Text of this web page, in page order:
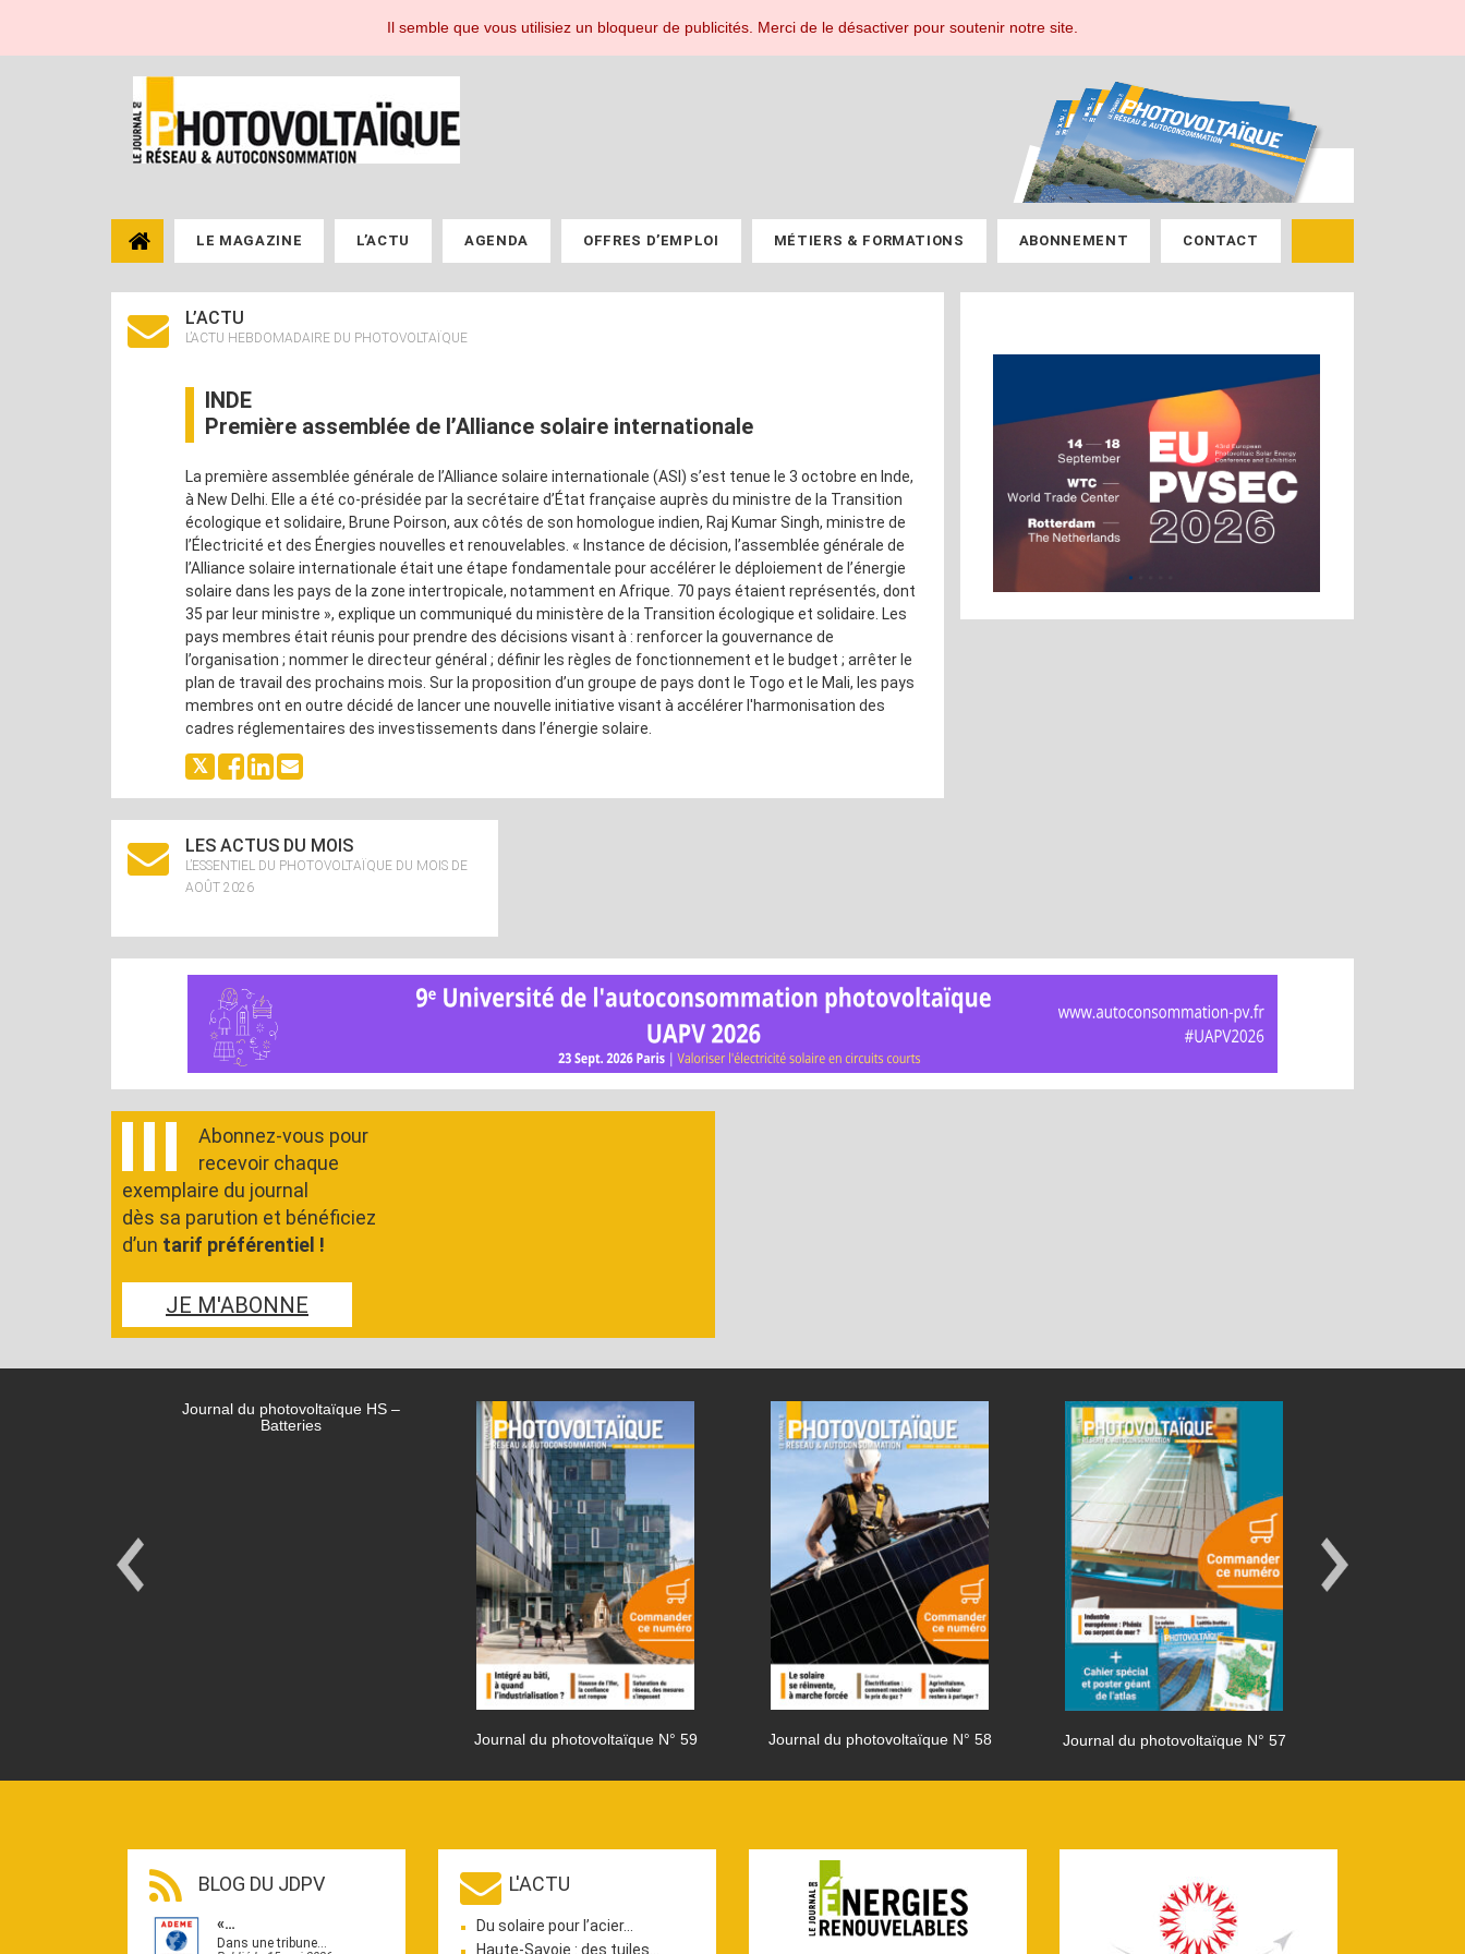
ESPACE ABONNÉ
LE MAGAZINE L’ACTU AGENDA OFFRES D’EMPLOI MÉTIERS & FORMATIONS ABONNEMENT CONTACT
L’ACTU
L’ACTU HEBDOMADAIRE DU PHOTOVOLTAÏQUE
INDE
Première assemblée de l’Alliance solaire internationale
La première assemblée générale de l’Alliance solaire internationale (ASI) s’est tenue le 3 octobre en Inde,
à New Delhi. Elle a été co-présidée par la secrétaire d’État française auprès du ministre de la Transition
écologique et solidaire, Brune Poirson, aux côtés de son homologue indien, Raj Kumar Singh, ministre de
l’Électricité et des Énergies nouvelles et renouvelables. « Instance de décision, l’assemblée générale de
l’Alliance solaire internationale était une étape fondamentale pour accélérer le déploiement de l’énergie
solaire dans les pays de la zone intertropicale, notamment en Afrique. 70 pays étaient représentés, dont
35 par leur ministre », explique un communiqué du ministère de la Transition écologique et solidaire. Les
pays membres était réunis pour prendre des décisions visant à : renforcer la gouvernance de
l’organisation ; nommer le directeur général ; définir les règles de fonctionnement et le budget ; arrêter le
plan de travail des prochains mois. Sur la proposition d’un groupe de pays dont le Togo et le Mali, les pays
membres ont en outre décidé de lancer une nouvelle initiative visant à accélérer l'harmonisation des
cadres réglementaires des investissements dans l’énergie solaire.
LES ACTUS DU MOIS
L’ESSENTIEL DU PHOTOVOLTAÏQUE DU MOIS DE
AOÛT 2026
Abonnez-vous pour
recevoir chaque
exemplaire du journal
dès sa parution et bénéficiez
d’un tarif préférentiel !
JE M'ABONNE
Journal du photovoltaïque HS –
Batteries
Journal du photovoltaïque N° 59 Journal du photovoltaïque N° 58 Journal du photovoltaïque N° 57
BLOG DU JDPV
«…
Dans une tribune…
L'ACTU
Du solaire pour l’acier…
Haute-Savoie : des tuiles…
Il semble que vous utilisiez un bloqueur de publicités. Merci de le désactiver pour soutenir notre site.